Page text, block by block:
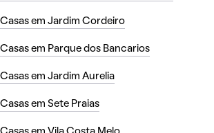
Casas em Jardim Cordeiro
Casas em Parque dos Bancarios
Casas em Jardim Aurelia
Casas em Sete Praias